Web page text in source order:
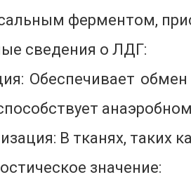
ферментом,
сведения о ЛДГ:
Обеспечивает
В тканях, таких
значение: